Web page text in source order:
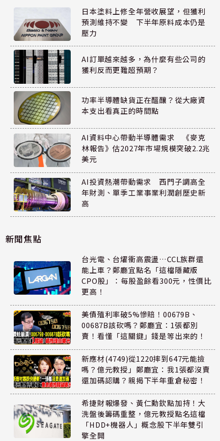
日本塗料上修全年營收展望，但獲利
預測維持不變 下半年原料成本仍是
壓力
AI訂單越來越多，為什麼有些公司的
獲利反而更難超預期？
功率半導體缺貨正在醞釀？從大廠資
本支出看真正的時間點
AI資料中心帶動半導體需求 《麥克
林報告》估2027年市場規模突破2.2兆
美元
AI投資熱潮帶動需求 西門子調高全
年財測、單季工業事業利潤創歷史新
高
新聞焦點
台光電、台燿衝高震盪…CCL族群還
能上車？鄭廳宜點名「這檔隱藏版
CPO股」：每股盈餘看300元，性價比
更高！
美債殖利率破5%慘賠！00679B、
00687B該砍嗎？鄭廳宜：1張都別
賣！看懂「這關鍵」錢是等出來的！
新應材(4749)從1220摔到647元能撿
嗎？億元教授」鄭廳宜：我1張都沒賣
還加碼認購？親揭下半年重倉秘密！
希捷財報爆發、黃仁勳欽點加持！大
洗盤後籌碼重整，億元教授點名這檔
「HDD+機器人」概念股下半年雙引
擎全開